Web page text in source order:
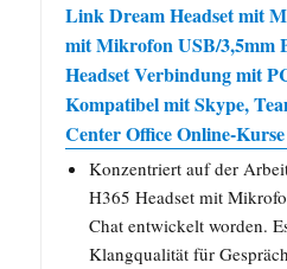
Link Dream Headset mit
mit Mikrofon USB/3,5mm
Headset Verbindung mit
Kompatibel mit Skype,
Center Office Online-Kurse
Konzentriert auf der
H365 Headset mit
Chat entwickelt worden.
Klangqualität für